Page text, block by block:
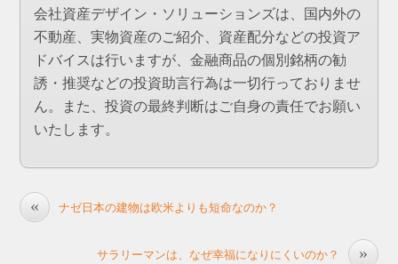
会社資産デザイン・ソリューションズは、国内外の
不動産、実物資産のご紹介、資産配分などの投資ア
ドバイスは行いますが、金融商品の個別銘柄の勧
誘・推奨などの投資助言行為は一切行っておりませ
ん。また、投資の最終判断はご自身の責任でお願い
いたします。
« ナゼ日本の建物は欧米よりも短命なのか？
»
サラリーマンは、なぜ幸福になりにくいのか？